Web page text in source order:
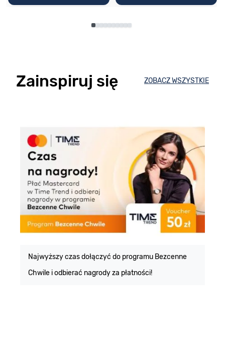
Zainspiruj się ZOBACZ WSZYSTKIE
Najwyższy czas dołączyć do programu Bezcenne
Chwile i odbierać nagrody za płatności!